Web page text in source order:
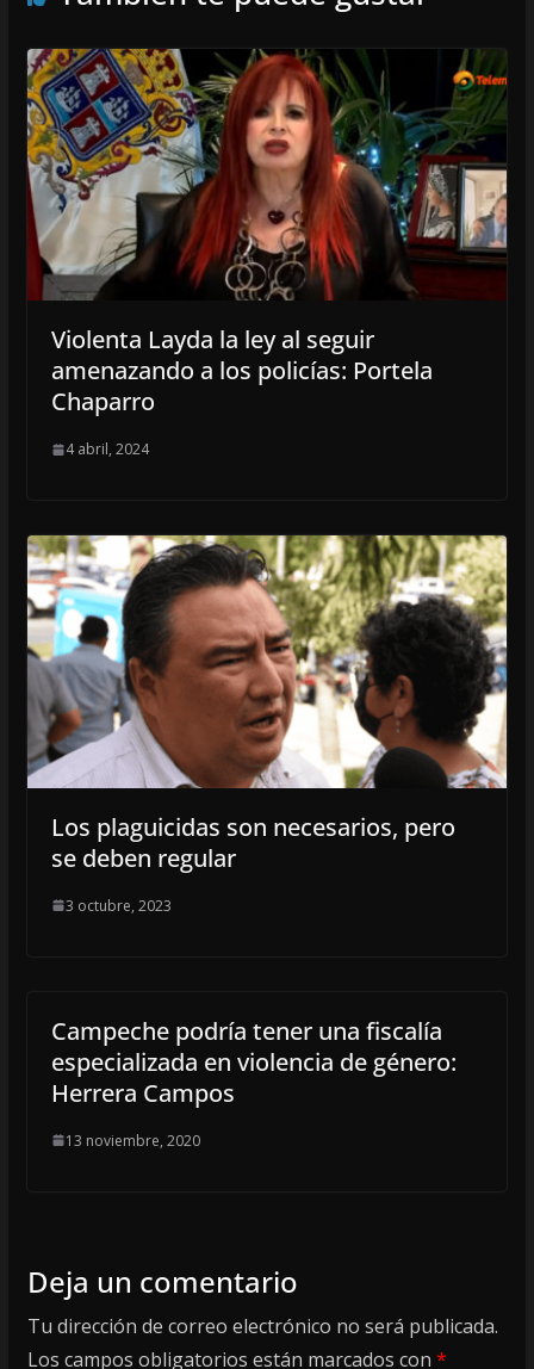
Violenta Layda la ley al seguir
amenazando a los policías: Portela
Chaparro
4 abril, 2024
Los plaguicidas son necesarios, pero
se deben regular
3 octubre, 2023
Campeche podría tener una fiscalía
especializada en violencia de género:
Herrera Campos
13 noviembre, 2020
Deja un comentario
Tu dirección de correo electrónico no será publicada.
Los campos obligatorios están marcados con *